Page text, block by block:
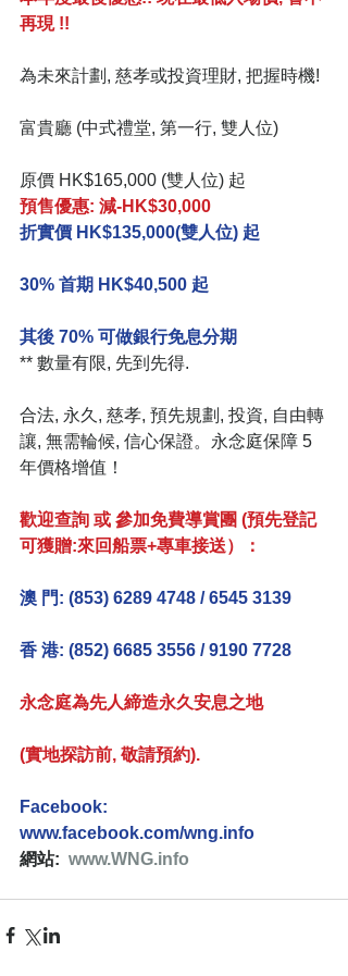
再現 !!
為未來計劃, 慈孝或投資理財, 把握時機!
富貴廳 (中式禮堂, 第一行, 雙人位)
原價 HK$165,000 (雙人位) 起
預售優惠: 減-HK$30,000
折實價 HK$135,000(雙人位) 起
30% 首期 HK$40,500 起
其後 70% 可做銀行免息分期
** 數量有限, 先到先得.
合法, 永久, 慈孝, 預先規劃, 投資, 自由轉
讓, 無需輪候, 信心保證。永念庭保障 5
年價格增值！
歡迎查詢 或 參加免費導賞團 (預先登記
可獲贈:來回船票+專車接送）：
澳 門: (853) 6289 4748 / 6545 3139
香 港: (852) 6685 3556 / 9190 7728
永念庭為先人締造永久安息之地
(實地探訪前, 敬請預約).
Facebook:
www.facebook.com/wng.info
網站: www.WNG.info